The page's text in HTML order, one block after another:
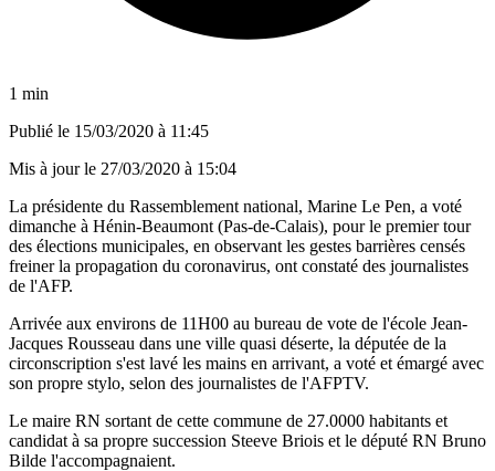
1 min
Publié le 15/03/2020 à 11:45
Mis à jour le 27/03/2020 à 15:04
La présidente du Rassemblement national, Marine Le Pen, a voté
dimanche à Hénin-Beaumont (Pas-de-Calais), pour le premier tour
des élections municipales, en observant les gestes barrières censés
freiner la propagation du coronavirus, ont constaté des journalistes
de l'AFP.
Arrivée aux environs de 11H00 au bureau de vote de l'école Jean-
Jacques Rousseau dans une ville quasi déserte, la députée de la
circonscription s'est lavé les mains en arrivant, a voté et émargé avec
son propre stylo, selon des journalistes de l'AFPTV.
Le maire RN sortant de cette commune de 27.0000 habitants et
candidat à sa propre succession Steeve Briois et le député RN Bruno
Bilde l'accompagnaient.